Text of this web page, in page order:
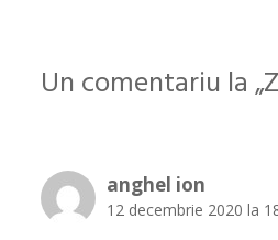
Un comentariu la
anghel ion
12 decembrie 2020 la